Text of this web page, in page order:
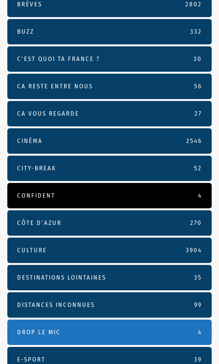
BRÈVES 2802
BUZZ 332
C'EST QUOI TA FRANCE ? 30
CA RESTE ENTRE NOUS 56
CA VOUS REGARDE 27
CINÉMA 2546
CITY-BREAK 52
CONFIDENT 4
CÔTE D’AZUR 270
CULTURE 3904
DESTINATIONS LOINTAINES 35
DISTANCES INCONNUES 99
DROP LE MIC 4
E-SPORT 39